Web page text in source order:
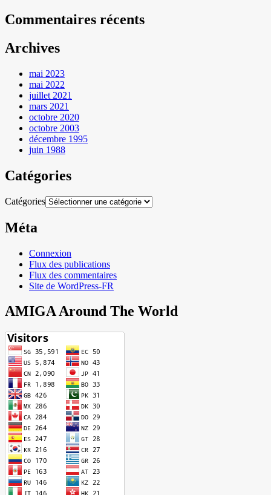
Commentaires récents
Archives
mai 2023
mai 2022
juillet 2021
mars 2021
octobre 2020
octobre 2003
décembre 1995
juin 1988
Catégories
Catégories
Méta
Connexion
Flux des publications
Flux des commentaires
Site de WordPress-FR
AMIGA Around The World